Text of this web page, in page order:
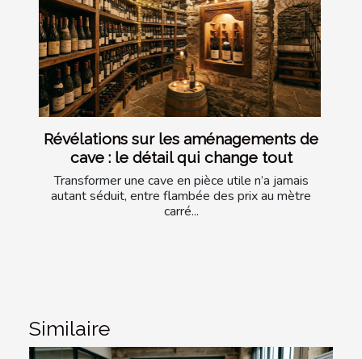
Révélations sur les aménagements de
cave : le détail qui change tout
Transformer une cave en pièce utile n’a jamais
autant séduit, entre flambée des prix au mètre
carré...
Similaire